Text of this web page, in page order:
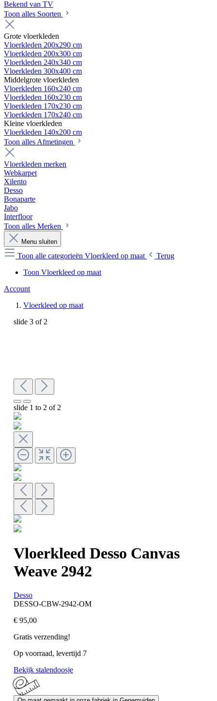
Bekend van TV
Toon alles Soorten
Grote vloerkleden
Vloerkleden 200x290 cm
Vloerkleden 200x300 cm
Vloerkleden 240x340 cm
Vloerkleden 300x400 cm
Middelgrote vloerkleden
Vloerkleden 160x240 cm
Vloerkleden 160x230 cm
Vloerkleden 170x230 cm
Vloerkleden 170x240 cm
Kleine vloerkleden
Vloerkleden 140x200 cm
Toon alles Afmetingen
Vloerkleden merken
Webkarpet
Xilento
Desso
Bonaparte
Jabo
Interfloor
Toon alles Merken
Menu sluiten
Toon alle categorieën Vloerkleed op maat
Terug
Toon Vloerkleed op maat
Account
Vloerkleed op maat
slide 3 of 2
slide 1 to 2 of 2
Vloerkleed Desso Canvas
Weave 2942
Desso
DESSO-CBW-2942-OM
€ 95,00
Gratis verzending!
Op voorraad, levertijd 7
Bekijk stalendoosje